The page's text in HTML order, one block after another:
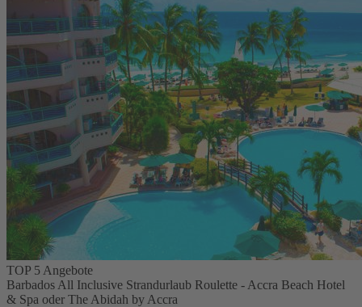
TOP 5 Angebote
Barbados All Inclusive Strandurlaub Roulette - Accra Beach Hotel
& Spa oder The Abidah by Accra